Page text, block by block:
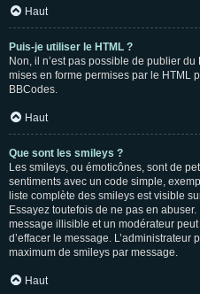
Haut
Puis-je utiliser le HTML ?
Non, il n’est pas possible de publier
mises en forme permises par le HTML
BBCodes.
Haut
Que sont les smileys ?
Les smileys, ou émoticônes, sont de
sentiments avec un code simple,
liste complète des smileys est visible
Essayez toutefois de ne pas en
message illisible et un modérateur
d’effacer le message.
maximum de smileys par message.
Haut